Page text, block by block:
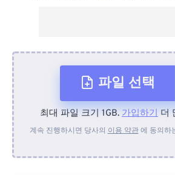
파일 선택
장치에서
최대 파일 크기 1GB. 가입하기 더
계속 진행하시면 당사의 이용 약관에 동의하